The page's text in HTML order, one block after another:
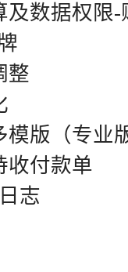
及数据权限-
整
模版（专业
收付款单
志